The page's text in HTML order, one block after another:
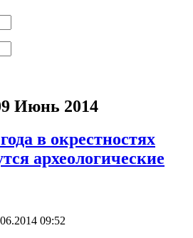
Июнь 2014
в окрестностях
археологические
09:52